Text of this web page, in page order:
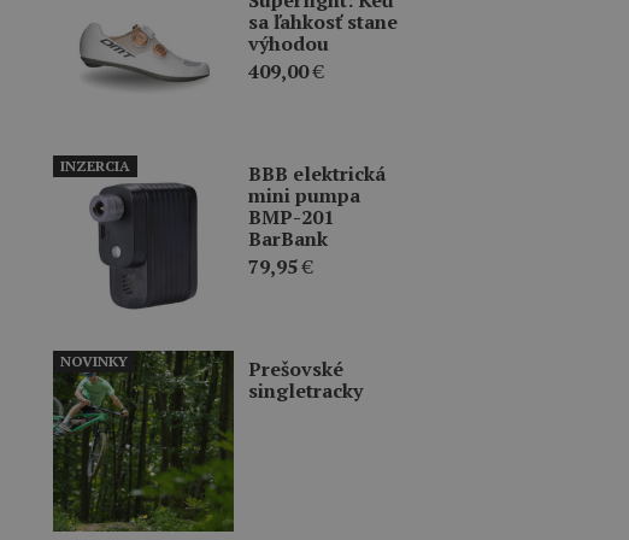
sa ľahkosť stane
výhodou
409,00€
BBB elektrická
mini pumpa
BMP-201
BarBank
79,95€
INZERCIA
Prešovské
singletracky
NOVINKY